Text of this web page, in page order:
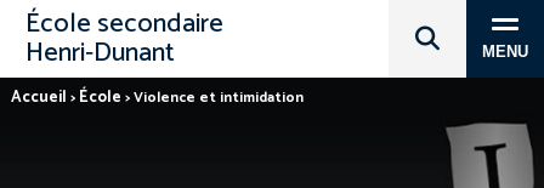
École secondaire
Henri‑Dunant MENU
Accueil > École >Violence et intimidation